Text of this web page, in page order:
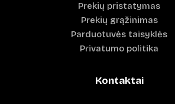
Prekių pristatymas
Prekių grąžinimas
Parduotuvės taisyklės
Privatumo politika
Kontaktai